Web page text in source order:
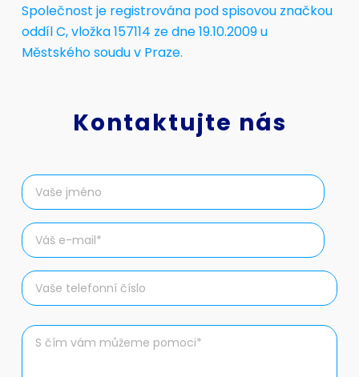
Společnost je registrována pod spisovou značkou
oddíl C, vložka 157114 ze dne 19.10.2009 u
Městského soudu v Praze.
Kontaktujte nás